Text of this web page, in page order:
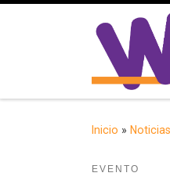
Saltar al contenido
Inicio » Noticias
EVENTO